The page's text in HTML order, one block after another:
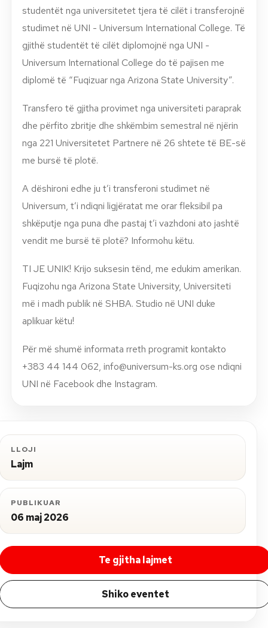
studentët nga universitetet tjera të cilët i transferojnë
studimet në UNI - Universum International College. Të
gjithë studentët të cilët diplomojnë nga UNI -
Universum International College do të pajisen me
diplomë të “Fuqizuar nga Arizona State University”.
Transfero të gjitha provimet nga universiteti paraprak
dhe përfito zbritje dhe shkëmbim semestral në njërin
nga 221 Universitetet Partnere në 26 shtete të BE-së
me bursë të plotë.
A dëshironi edhe ju t’i transferoni studimet në
Universum, t’i ndiqni ligjëratat me orar fleksibil pa
shkëputje nga puna dhe pastaj t’i vazhdoni ato jashtë
vendit me bursë të plotë? Informohu këtu.
TI JE UNIK! Krijo suksesin tënd, me edukim amerikan.
Fuqizohu nga Arizona State University, Universiteti
më i madh publik në SHBA. Studio në UNI duke
aplikuar këtu!
Për më shumë informata rreth programit kontakto
+383 44 144 062, info@universum-ks.org ose ndiqni
UNI në Facebook dhe Instagram.
LLOJI
Lajm
PUBLIKUAR
06 maj 2026
Te gjitha lajmet
Shiko eventet